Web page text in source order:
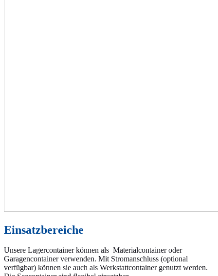
Einsatzbereiche
Unsere Lagercontainer können als Materialcontainer oder
Garagencontainer verwenden. Mit Stromanschluss (optional
verfügbar) können sie auch als Werkstattcontainer genutzt werden.